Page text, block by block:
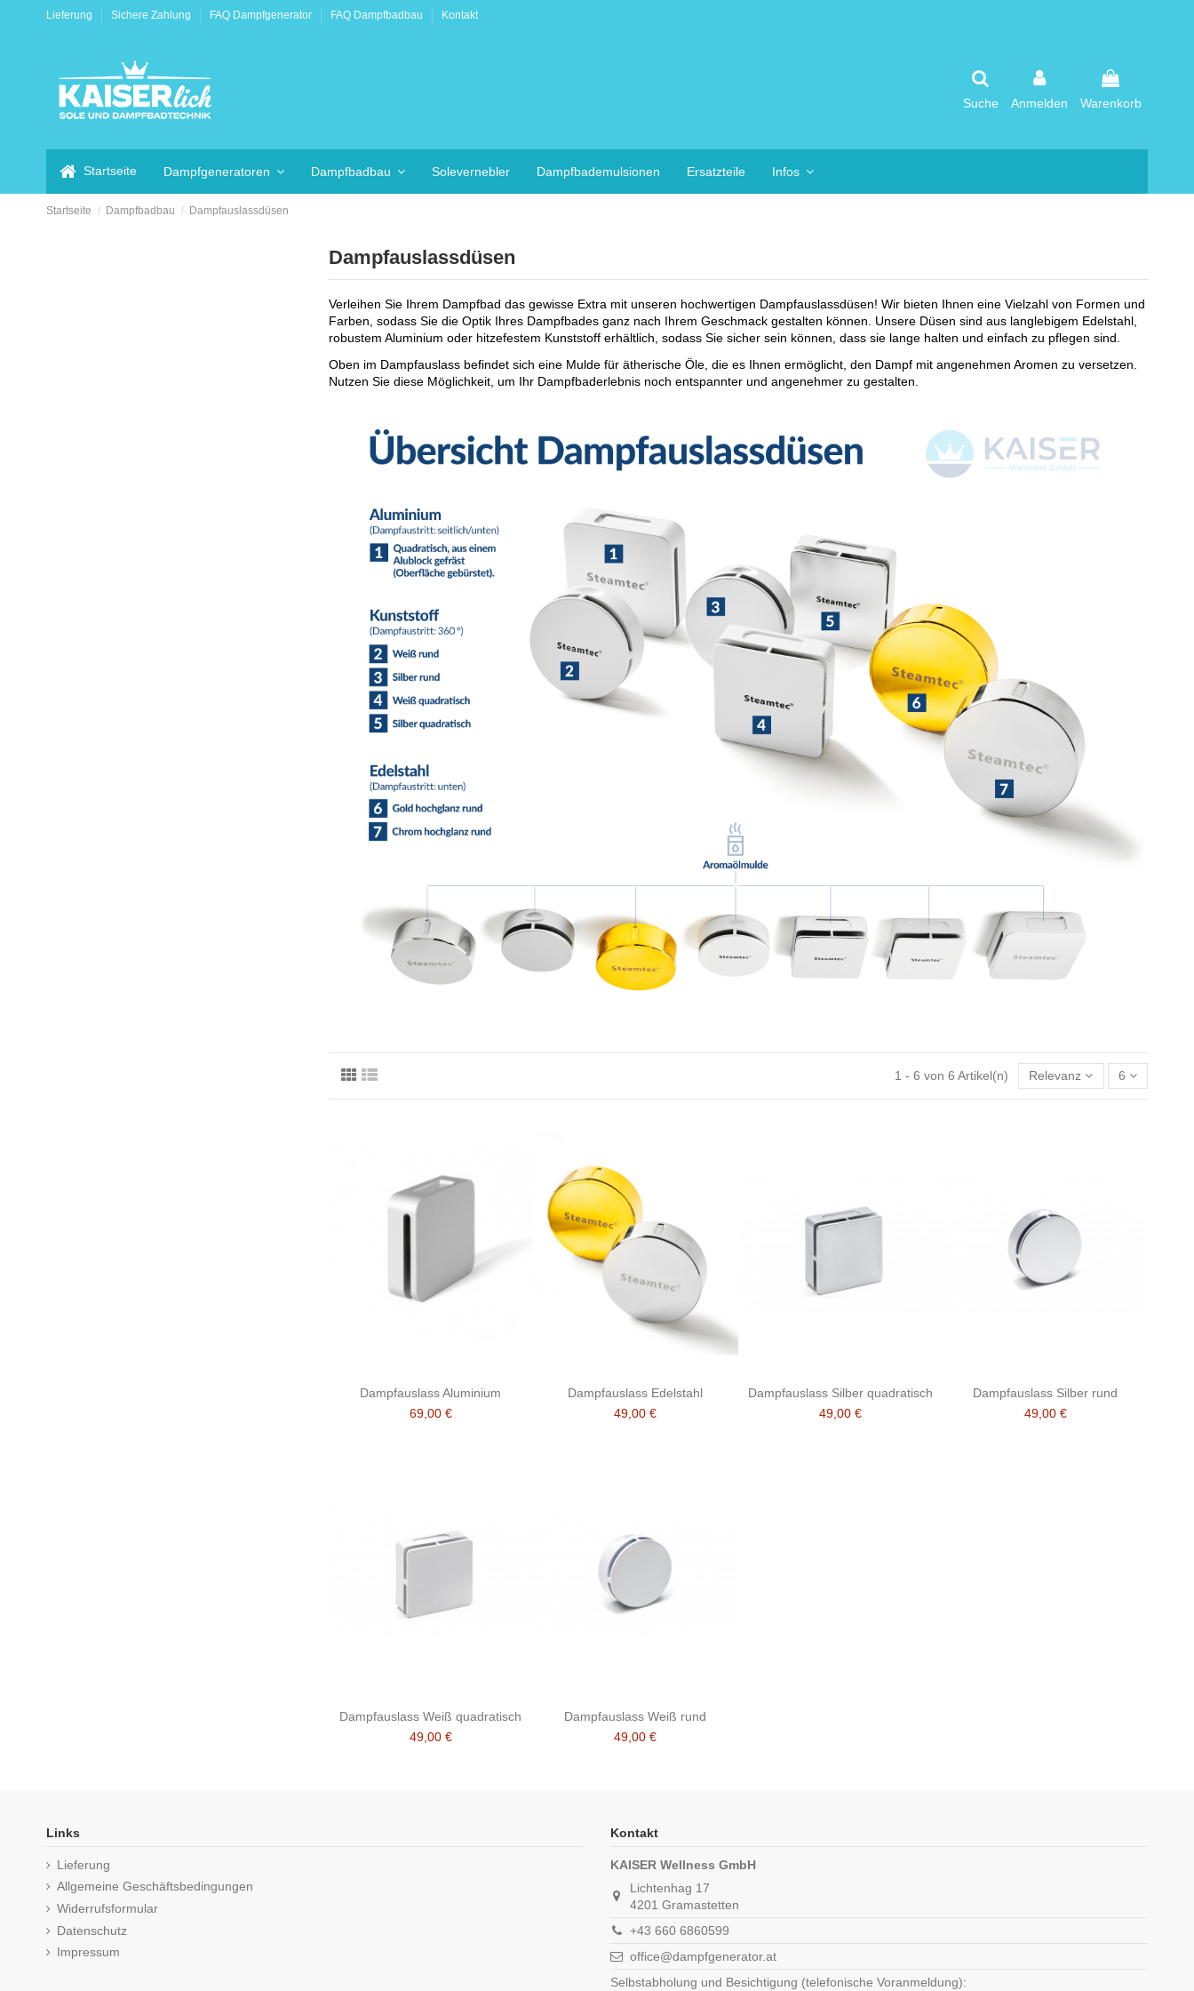
Lieferung Sichere Zahlung FAQ Dampfgenerator FAQ Dampfbadbau Kontakt
Suche Anmelden Warenkorb
Startseite Dampfgeneratoren Dampfbadbau Solevernebler Dampfbademulsionen Ersatzteile Infos
Startseite Dampfbadbau Dampfauslassdüsen
Dampfauslassdüsen
Verleihen Sie Ihrem Dampfbad das gewisse Extra mit unseren hochwertigen Dampfauslassdüsen! Wir bieten Ihnen eine Vielzahl von Formen und
Farben, sodass Sie die Optik Ihres Dampfbades ganz nach Ihrem Geschmack gestalten können. Unsere Düsen sind aus langlebigem Edelstahl,
robustem Aluminium oder hitzefestem Kunststoff erhältlich, sodass Sie sicher sein können, dass sie lange halten und einfach zu pflegen sind.
Oben im Dampfauslass befindet sich eine Mulde für ätherische Öle, die es Ihnen ermöglicht, den Dampf mit angenehmen Aromen zu versetzen.
Nutzen Sie diese Möglichkeit, um Ihr Dampfbaderlebnis noch entspannter und angenehmer zu gestalten.
1 - 6 von 6 Artikel(n) Relevanz 6
Dampfauslass Aluminium
69,00 €
Dampfauslass Edelstahl
49,00 €
Dampfauslass Silber quadratisch
49,00 €
Dampfauslass Silber rund
49,00 €
Dampfauslass Weiß quadratisch
49,00 €
Dampfauslass Weiß rund
49,00 €
Links
Lieferung
Allgemeine Geschäftsbedingungen
Widerrufsformular
Datenschutz
Impressum
Kontakt
KAISER Wellness GmbH
Lichtenhag 17
4201 Gramastetten
+43 660 6860599
office@dampfgenerator.at
Selbstabholung und Besichtigung (telefonische Voranmeldung):